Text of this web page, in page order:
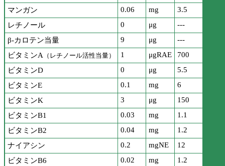
マンガン
0.06 mg
3.5
レチノール
0 μg
---
β-カロテン当量
9 μg
---
ビタミンA （レチノール活性当量） 1 μgRAE
700
ビタミンD
0 μg
5.5
ビタミンE
0.1 mg
6
ビタミンK
3 μg
150
ビタミンB1
0.03 mg
1.1
ビタミンB2
0.04 mg
1.2
ナイアシン
0.2 mgNE
12
ビタミンB6
0.02 mg
1.2